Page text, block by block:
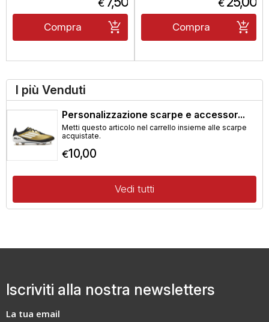
€
Compra
€
Compra
I più Venduti
Personalizzazione scarpe e accessor...
Metti questo articolo nel carrello insieme alle scarpe
acquistate.
€10,00
Vedi tutti
Iscriviti alla nostra newsletters
La tua email